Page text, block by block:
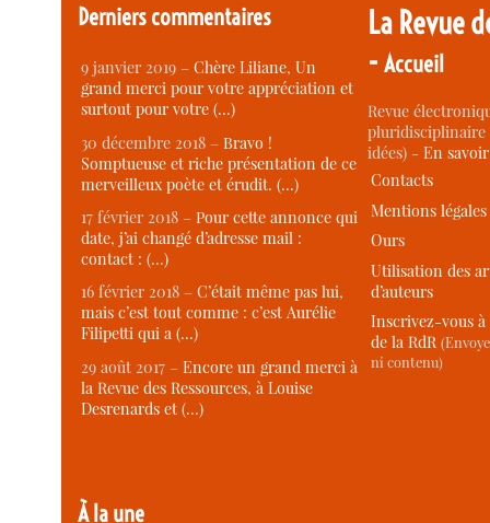
Derniers commentaires
9 janvier 2019 –Chère Liliane, Un
grand merci pour votre appréciation et
surtout pour votre (…)
30 décembre 2018 –Bravo !
Somptueuse et riche présentation de ce
merveilleux poète et érudit. (…)
17 février 2018 –Pour cette annonce qui
date, j’ai changé d’adresse mail :
contact : (…)
16 février 2018 –C’était même pas lui,
mais c’est tout comme : c’est Aurélie
Filipetti qui a (…)
29 août 2017 –Encore un grand merci à
la Revue des Ressources, à Louise
Desrenards et (…)
À la une
La Revue
-Accueil
Revue
idées) -En
Contacts
Mentions légales
Ours
Utilisation des
d’auteurs
Inscrivez-vous
de la RdR
ni contenu)